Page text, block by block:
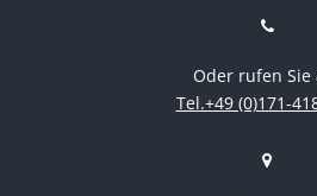
Oder rufen Sie
Tel.+49 (0)171-